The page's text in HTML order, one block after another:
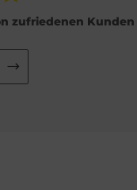
zufriedenen Kunden